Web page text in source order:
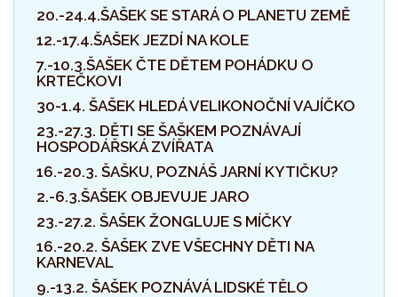
20.-24.4.ŠAŠEK SE STARÁ O PLANETU ZEMĚ
12.-17.4.ŠAŠEK JEZDÍ NA KOLE
7.-10.3.ŠAŠEK ČTE DĚTEM POHÁDKU O
KRTEČKOVI
30-1.4. ŠAŠEK HLEDÁ VELIKONOČNÍ VAJÍČKO
23.-27.3. DĚTI SE ŠAŠKEM POZNÁVAJÍ
HOSPODÁŘSKÁ ZVÍŘATA
16.-20.3. ŠAŠKU, POZNÁŠ JARNÍ KYTIČKU?
2.-6.3.ŠAŠEK OBJEVUJE JARO
23.-27.2. ŠAŠEK ŽONGLUJE S MÍČKY
16.-20.2. ŠAŠEK ZVE VŠECHNY DĚTI NA
KARNEVAL
9.-13.2. ŠAŠEK POZNÁVÁ LIDSKÉ TĚLO